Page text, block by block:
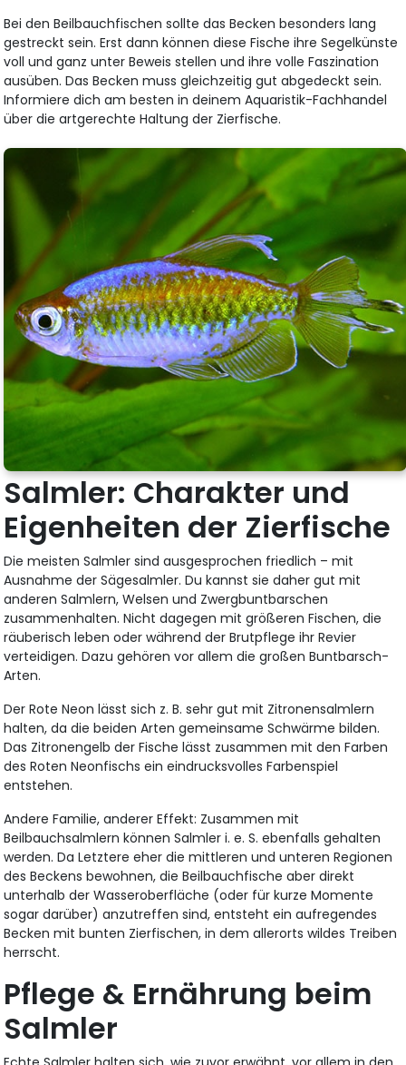
Bei den Beilbauchfischen sollte das Becken besonders lang
gestreckt sein. Erst dann können diese Fische ihre Segelkünste
voll und ganz unter Beweis stellen und ihre volle Faszination
ausüben. Das Becken muss gleichzeitig gut abgedeckt sein.
Informiere dich am besten in deinem Aquaristik-Fachhandel
über die artgerechte Haltung der Zierfische.
Salmler: Charakter und
Eigenheiten der Zierfische
Die meisten Salmler sind ausgesprochen friedlich – mit
Ausnahme der Sägesalmler. Du kannst sie daher gut mit
anderen Salmlern, Welsen und Zwergbuntbarschen
zusammenhalten. Nicht dagegen mit größeren Fischen, die
räuberisch leben oder während der Brutpflege ihr Revier
verteidigen. Dazu gehören vor allem die großen Buntbarsch-
Arten.
Der Rote Neon lässt sich z. B. sehr gut mit Zitronensalmlern
halten, da die beiden Arten gemeinsame Schwärme bilden.
Das Zitronengelb der Fische lässt zusammen mit den Farben
des Roten Neonfischs ein eindrucksvolles Farbenspiel
entstehen.
Andere Familie, anderer Effekt: Zusammen mit
Beilbauchsalmlern können Salmler i. e. S. ebenfalls gehalten
werden. Da Letztere eher die mittleren und unteren Regionen
des Beckens bewohnen, die Beilbauchfische aber direkt
unterhalb der Wasseroberfläche (oder für kurze Momente
sogar darüber) anzutreffen sind, entsteht ein aufregendes
Becken mit bunten Zierfischen, in dem allerorts wildes Treiben
herrscht.
Pflege & Ernährung beim
Salmler